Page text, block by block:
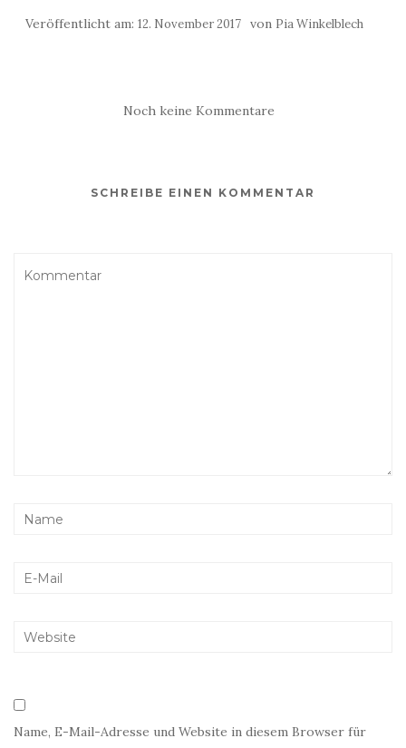
Veröffentlicht am: 12. November 2017 von Pia Winkelblech
Noch keine Kommentare
SCHREIBE EINEN KOMMENTAR
Name, E-Mail-Adresse und Website in diesem Browser für